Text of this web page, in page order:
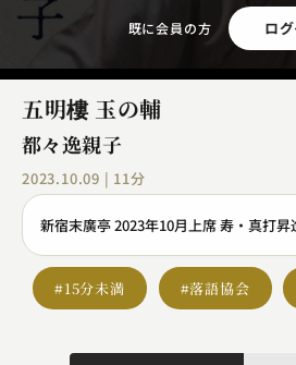
既に会員の方 ロ
五明樓 玉の輔
都々逸親子
2023.10.09 | 11分
新宿末廣亭 2023年10月上席 寿・真打
#15分未満 #落語協会